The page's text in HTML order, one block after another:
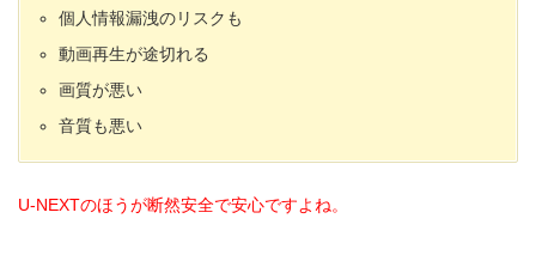
個人情報漏洩のリスクも
動画再生が途切れる
画質が悪い
音質も悪い
U-NEXTのほうが断然安全で安心ですよね。